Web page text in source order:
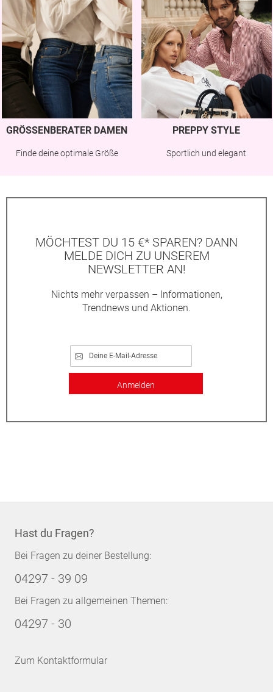
GRÖSSENBERATER DAMEN
Finde deine optimale Größe
PREPPY STYLE
Sportlich und elegant
MÖCHTEST DU 15 €* SPAREN? DANN
MELDE DICH ZU UNSEREM
NEWSLETTER AN!
Nichts mehr verpassen – Informationen,
Trendnews und Aktionen.
Anmelden
Hast du Fragen?
Bei Fragen zu deiner Bestellung:
04297 - 39 09
Bei Fragen zu allgemeinen Themen:
04297 - 30
Zum Kontaktformular